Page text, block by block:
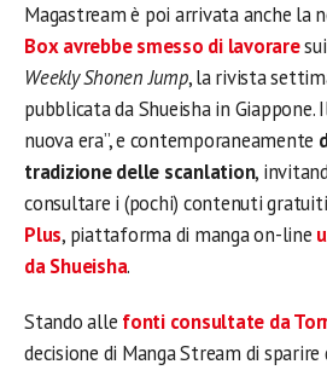
Magastream è poi arrivata anche la
Box avrebbe smesso di lavorare
Weekly Shonen Jump, la rivista
pubblicata da Shueisha in Giappone.
nuova era”, e contemporaneamente
tradizione delle scanlation,
consultare i (pochi) contenuti
Plus, piattaforma di manga on-line
da Shueisha.
Stando alle fonti consultate da
decisione di Manga Stream di